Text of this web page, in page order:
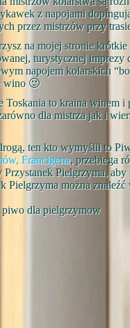
z napojami
przez mistrzów przy
na mojej stronie krótkie
turystycznej imprezy
napojem kolarskich
wino 🙂
Toskania to kraina winem
dla mistrza jak i
ten kto wymyślił to
Francigena, przebiega
Przystanek Pielgrzyma,
Pielgrzyma można